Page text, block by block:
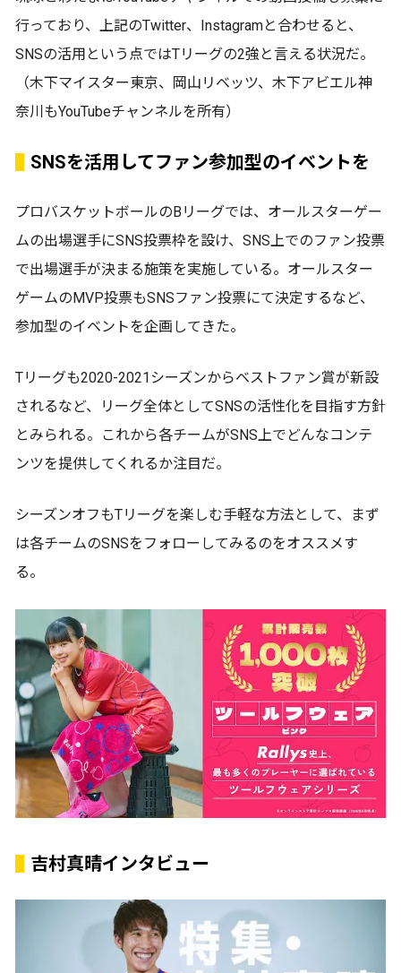
行っており、上記のTwitter、Instagramと合わせると、
SNSの活用という点ではTリーグの2強と言える状況だ。
（木下マイスター東京、岡山リベッツ、木下アビエル神
奈川もYouTubeチャンネルを所有）
SNSを活用してファン参加型のイベントを
プロバスケットボールのBリーグでは、オールスターゲー
ムの出場選手にSNS投票枠を設け、SNS上でのファン投票
で出場選手が決まる施策を実施している。オールスター
ゲームのMVP投票もSNSファン投票にて決定するなど、
参加型のイベントを企画してきた。
Tリーグも2020-2021シーズンからベストファン賞が新設
されるなど、リーグ全体としてSNSの活性化を目指す方針
とみられる。これから各チームがSNS上でどんなコンテ
ンツを提供してくれるか注目だ。
シーズンオフもTリーグを楽しむ手軽な方法として、まず
は各チームのSNSをフォローしてみるのをオススメす
る。
吉村真晴インタビュー